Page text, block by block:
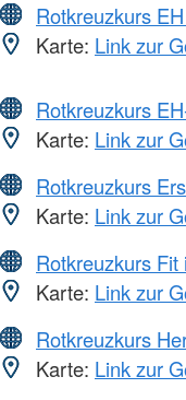
Rotkreuzkurs
Karte: Link zur
Rotkreuzkurs
Karte: Link zur
Rotkreuzkurs
Karte: Link zur
Rotkreuzkurs Fit
Karte: Link zur
Rotkreuzkurs
Karte: Link zur